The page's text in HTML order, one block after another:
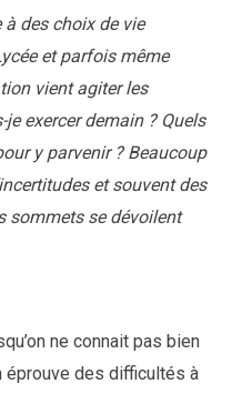
des choix de vie
et parfois même
vient agiter les
exercer demain ? Quels
y parvenir ? Beaucoup
et souvent des
sommets se dévoilent
ne connait pas bien
éprouve des difficultés à